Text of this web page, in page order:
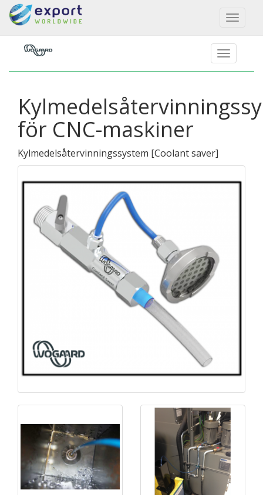
Toggle
för CNC-maskiner
Kylmedelsåtervinningssystem [Coolant saver]